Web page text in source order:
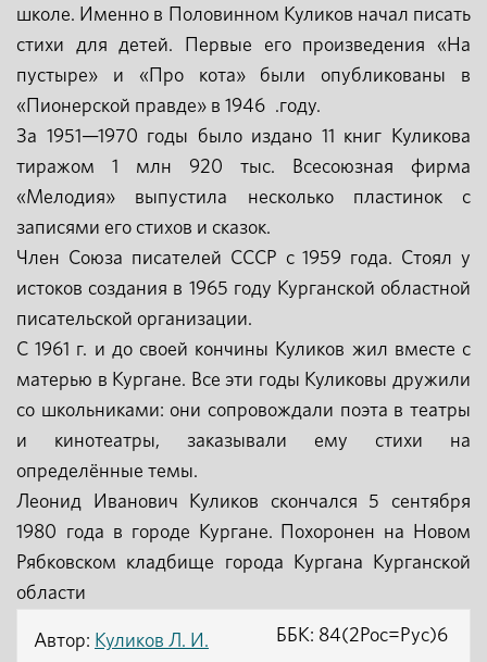
школе. Именно в Половинном Куликов начал писать
стихи для детей. Первые его произведения «На
пустыре» и «Про кота» были опубликованы в
«Пионерской правде» в 1946 .году.
За 1951—1970 годы было издано 11 книг Куликова
тиражом 1 млн 920 тыс. Всесоюзная фирма
«Мелодия» выпустила несколько пластинок с
записями его стихов и сказок.
Член Союза писателей СССР с 1959 года. Стоял у
истоков создания в 1965 году Курганской областной
писательской организации.
С 1961 г. и до своей кончины Куликов жил вместе с
матерью в Кургане. Все эти годы Куликовы дружили
со школьниками: они сопровождали поэта в театры
и кинотеатры, заказывали ему стихи на
определённые темы.
Леонид Иванович Куликов скончался 5 сентября
1980 года в городе Кургане. Похоронен на Новом
Рябковском кладбище города Кургана Курганской
области
Автор: Куликов Л. И. ББК: 84(2Рос=Рус)6